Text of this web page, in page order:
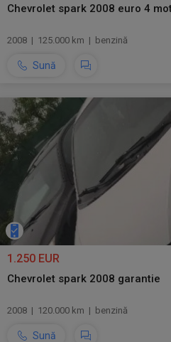
Chevrolet spark 2008 euro 4
2008 | 125.000 km | benzină
Sună
1.250 EUR
Chevrolet spark 2008 garantie
2008 | 120.000 km | benzină
Sună